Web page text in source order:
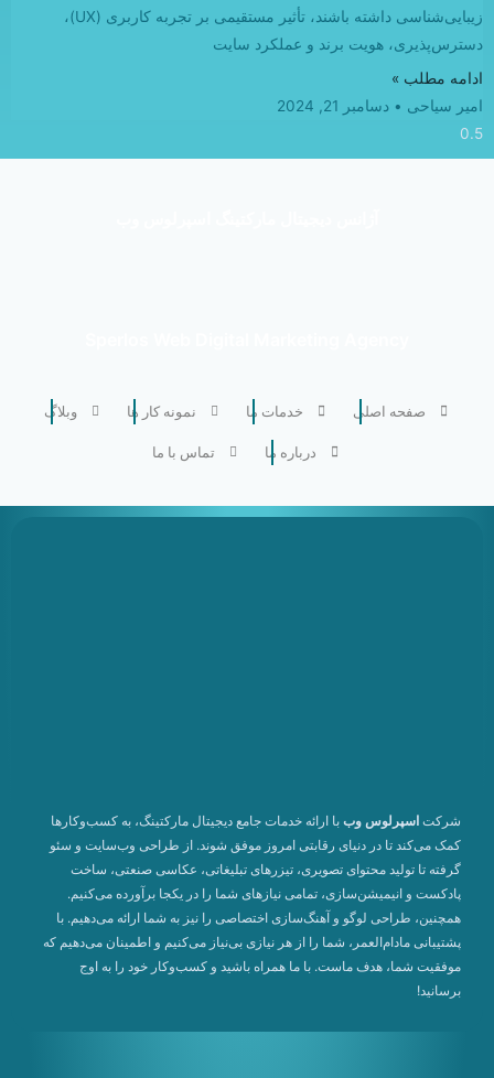
زیبایی‌شناسی داشته باشند، تأثیر مستقیمی بر تجربه کاربری (UX)،
دسترس‌پذیری، هویت برند و عملکرد سایت
ادامه مطلب »
امیر سیاحی
دسامبر 21, 2024
صفحه اصلی خدمات ما نمونه کار ها وبلاگ
درباره ما تماس با ما
شرکت اسپرلوس وب با ارائه خدمات جامع دیجیتال مارکتینگ، به کسب‌وکارها
کمک می‌کند تا در دنیای رقابتی امروز موفق شوند. از طراحی وب‌سایت و سئو
گرفته تا تولید محتوای تصویری، تیزرهای تبلیغاتی، عکاسی صنعتی، ساخت
پادکست و انیمیشن‌سازی، تمامی نیازهای شما را در یکجا برآورده می‌کنیم.
همچنین، طراحی لوگو و آهنگ‌سازی اختصاصی را نیز به شما ارائه می‌دهیم. با
پشتیبانی مادام‌العمر، شما را از هر نیازی بی‌نیاز می‌کنیم و اطمینان می‌دهیم که
موفقیت شما، هدف ماست. با ما همراه باشید و کسب‌وکار خود را به اوج
برسانید!